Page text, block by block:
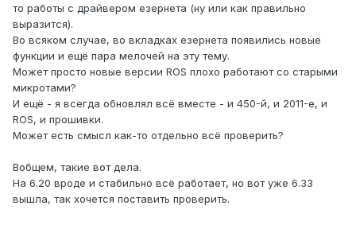
то работы с драйвером езернета (ну или как правильно
выразится).
Во всяком случае, во вкладках езернета появились новые
функции и ещё пара мелочей на эту тему.
Может просто новые версии ROS плохо работают со старыми
микротами?
И ещё - я всегда обновлял всё вместе - и 450-й, и 2011-е, и
ROS, и прошивки.
Может есть смысл как-то отдельно всё проверить?
Вобщем, такие вот дела.
На 6.20 вроде и стабильно всё работает, но вот уже 6.33
вышла, так хочется поставить проверить.